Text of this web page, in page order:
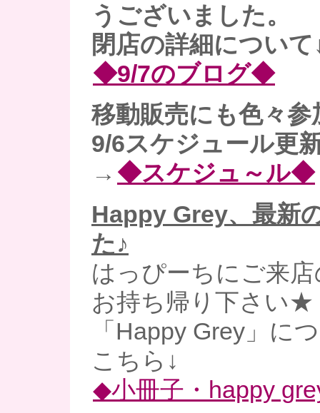
うございました。
閉店の詳細について
◆9/7のブログ◆
移動販売にも色々
9/6スケジュール更
→ ◆スケジュ～ル◆
Happy Grey、最新
た♪
はっぴーちにご来
お持ち帰り下さい★
「Happy Grey」に
こちら↓
◆小冊子・happy